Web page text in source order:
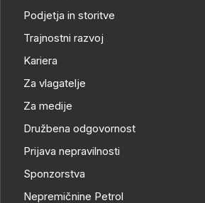
Podjetja in storitve
Trajnostni razvoj
Kariera
Za vlagatelje
Za medije
Družbena odgovornost
Prijava nepravilnosti
Sponzorstva
Nepremičnine Petrol